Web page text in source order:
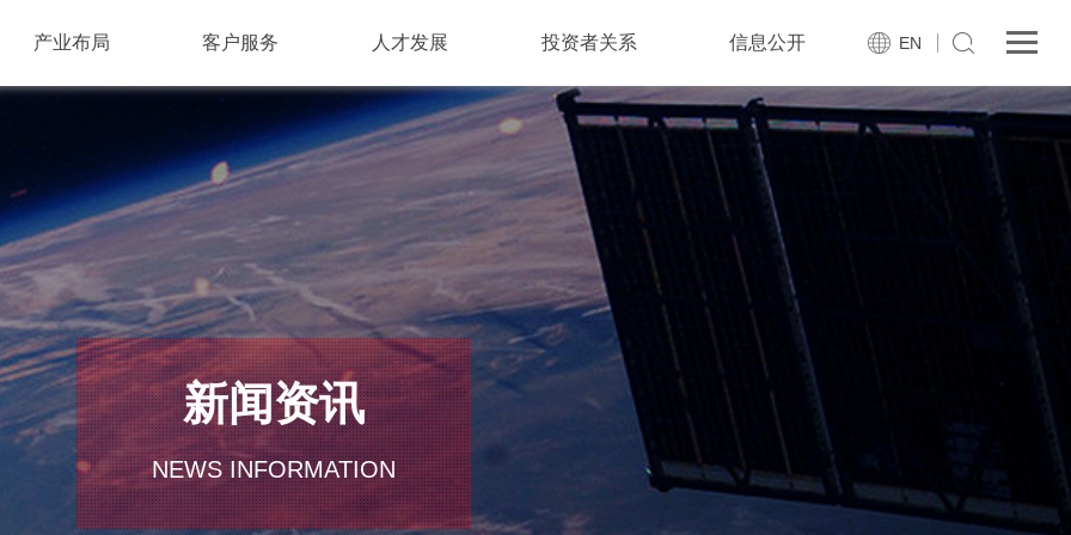
EN
产业布局 客户服务 人才发展 投资者关系 信息公开
新闻资讯
NEWS INFORMATION